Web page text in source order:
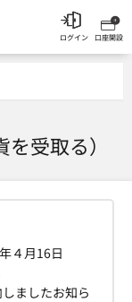
ドコモの銀行 ドコモ
口座開設
ログイン
受取る）
４月16日
ましたお知ら